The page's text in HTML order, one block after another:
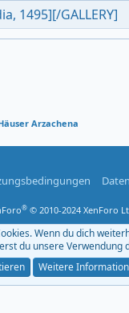
Arzachena
® © 2010-2024 XenForo
Wenn du dich
du unsere Verwendung
Weitere